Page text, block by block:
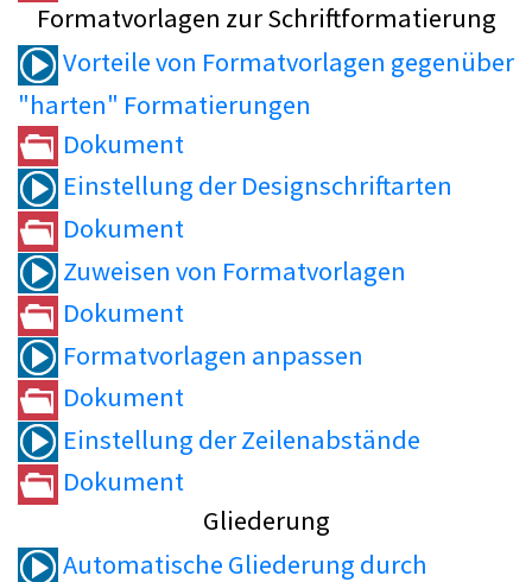
Formatvorlagen zur Schriftformatierung
Vorteile von Formatvorlagen gegenüber
"harten" Formatierungen
Dokument
Einstellung der Designschriftarten
Dokument
Zuweisen von Formatvorlagen
Dokument
Formatvorlagen anpassen
Dokument
Einstellung der Zeilenabstände
Dokument
Gliederung
Automatische Gliederung durch